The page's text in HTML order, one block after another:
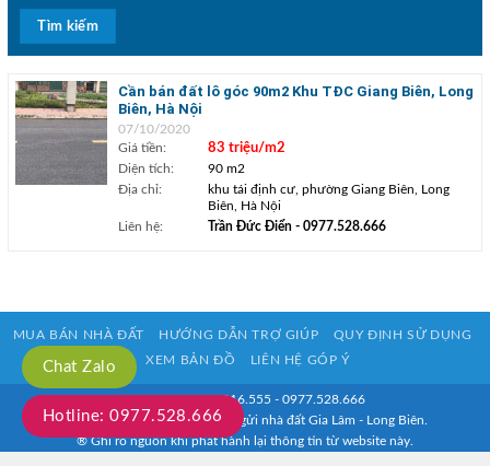
Cần bán đất lô góc 90m2 Khu TĐC Giang Biên, Long
Biên, Hà Nội
07/10/2020
Giá tiền:
83 triệu/m2
Diện tích:
90 m2
Địa chỉ:
khu tái định cư, phường Giang Biên, Long
Biên, Hà Nội
Liên hệ:
Trần Đức Điển- 0977.528.666
MUA BÁN NHÀ ĐẤT HƯỚNG DẪN TRỢ GIÚP
QUY ĐỊNH SỬ DỤNG
XEM BẢN ĐỒ
LIÊN HỆ GÓP Ý
HOTLINE: 0933.916.555 - 0977.528.666
Copyright © 2020 Mua bán kí gửi nhà đất Gia Lâm - Long Biên.
® Ghi rõ nguồn khi phát hành lại thông tin từ website này.
Chat Zalo
Hotline: 0977.528.666